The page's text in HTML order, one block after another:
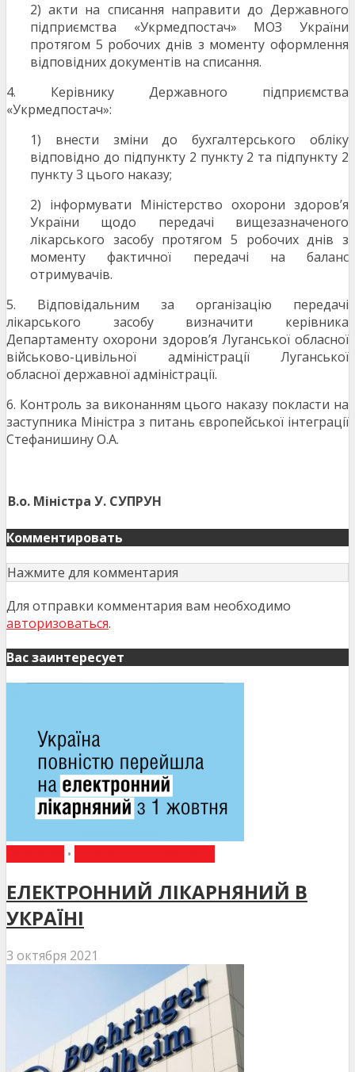
2) акти на списання направити до Державного
підприємства «Укрмедпостач» МОЗ України
протягом 5 робочих днів з моменту оформлення
відповідних документів на списання.
4. Керівнику Державного підприємства
«Укрмедпостач»:
1) внести зміни до бухгалтерського обліку
відповідно до підпункту 2 пункту 2 та підпункту 2
пункту 3 цього наказу;
2) інформувати Міністерство охорони здоров’я
України щодо передачі вищезазначеного
лікарського засобу протягом 5 робочих днів з
моменту фактичної передачі на баланс
отримувачів.
5. Відповідальним за організацію передачі
лікарського засобу визначити керівника
Департаменту охорони здоров’я Луганської обласної
військово-цивільної адміністрації Луганської
обласної державної адміністрації.
6. Контроль за виконанням цього наказу покласти на
заступника Міністра з питань європейської інтеграції
Стефанишину О.А.
В.о. Міністра У. СУПРУН
Комментировать
Нажмите для комментария
Для отправки комментария вам необходимо
авторизоваться.
Вас заинтересует
•
ЕЛЕКТРОННИЙ ЛІКАРНЯНИЙ В
УКРАЇНІ
3 октября 2021